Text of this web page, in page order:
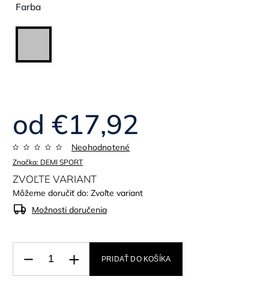
Farba
Značka: DEMI SPORT
Neohodnotené
od €17,92
ZVOĽTE VARIANT
Môžeme doručiť do: Zvoľte variant
Možnosti doručenia
PRIDAŤ DO KOŠÍKA